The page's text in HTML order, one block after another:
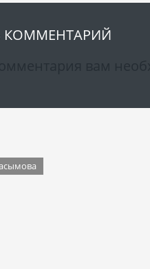
КОММЕНТАРИЙ